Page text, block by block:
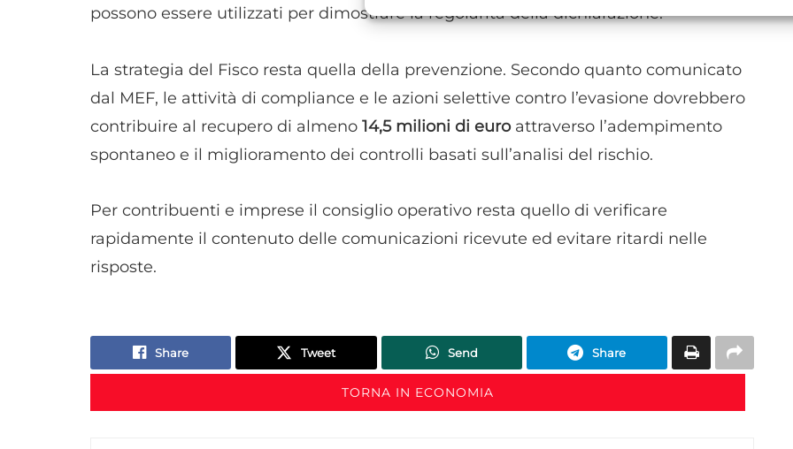
Utilizzare dati di geolocalizzazione precisi, Riconoscere i
dispositivi in base a informazioni richieste attivamente.
Garantire la sicurezza, prevenire e rilevare frodi,
correggere errori, Erogare e presentare
scelte sulla privacy.
possono essere utilizzati per dimostrare la regolarità della dichiarazione.
La strategia del Fisco resta quella della prevenzione. Secondo quanto comunicato
dal MEF, le attività di compliance e le azioni selettive contro l’evasione dovrebbero
contribuire al recupero di almeno 14,5 milioni di euroattraverso l’adempimento
spontaneo e il miglioramento dei controlli basati sull’analisi del rischio.
Per contribuenti e imprese il consiglio operativo resta quello di verificare
rapidamente il contenuto delle comunicazioni ricevute ed evitare ritardi nelle
risposte.
Share Tweet Send Share
TORNA IN ECONOMIA